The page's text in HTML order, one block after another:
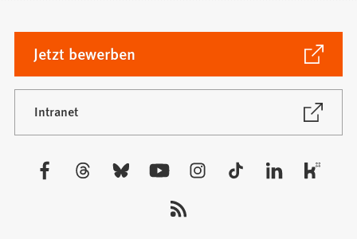
Jetzt bewerben
(Öffnet
in
einem
neuen
Tab)
Intranet
(Öffnet
neuen
Besuchen